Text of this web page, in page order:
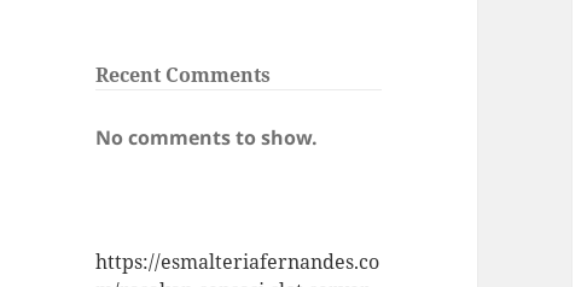
Recent Comments
No comments to show.
https://esmalteriafernandes.co